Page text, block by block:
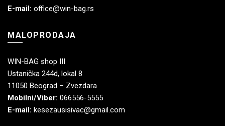
E-mail: office@win-bag.rs
MALOPRODAJA
WIN-BAG shop III
Ustanička 244d, lokal 8
11050 Beograd – Zvezdara
Mobilni/Viber: 066556-5555
E-mail: kesezausisivac@gmail.com